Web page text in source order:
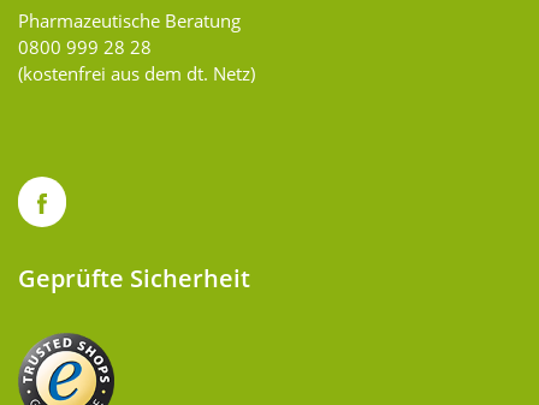
Pharmazeutische Beratung
0800 999 28 28
(kostenfrei aus dem dt. Netz)
Geprüfte Sicherheit